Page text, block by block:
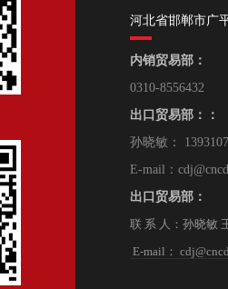
河北省邯郸市广
内销贸易部：
0310-8556432
出口贸易部：：
孙晓敏：
E-mail：
出口贸易部：
联 系 人：孙晓敏
E-mail：